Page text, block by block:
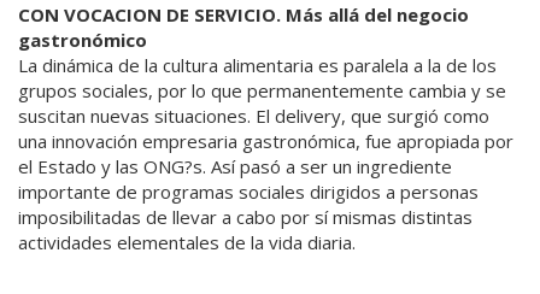
CON VOCACION DE SERVICIO. Más allá del negocio
gastronómico
La dinámica de la cultura alimentaria es paralela a la de los
grupos sociales, por lo que permanentemente cambia y se
suscitan nuevas situaciones. El delivery, que surgió como
una innovación empresaria gastronómica, fue apropiada por
el Estado y las ONG?s. Así pasó a ser un ingrediente
importante de programas sociales dirigidos a personas
imposibilitadas de llevar a cabo por sí mismas distintas
actividades elementales de la vida diaria.